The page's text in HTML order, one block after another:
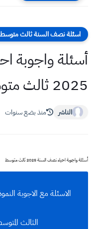
اسئلة نصف السنة ثالث متوسط
أسئلة واجوبة
2025 ثالث متوسط
الناشر منذ بضع سنوات
أسئلة واجوبة احياء نصف السنة 2025 ثالث متوسط
الاسئلة مع الاجوبة
الثالث